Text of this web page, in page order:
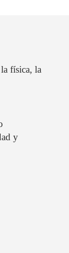
física, la
y